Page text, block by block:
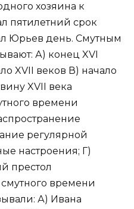
хозяина к
пятилетний срок
Юрьев день. Смутным
А) конец XVI
XVII веков В) начало
XVII века
времени
регулярной
настроения; Г)
престол
времени
А) Ивана